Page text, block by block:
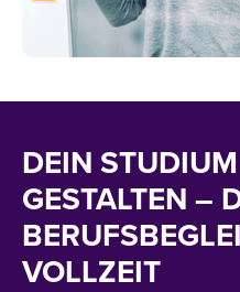
DEIN
GESTALTEN –
VOLLZEIT